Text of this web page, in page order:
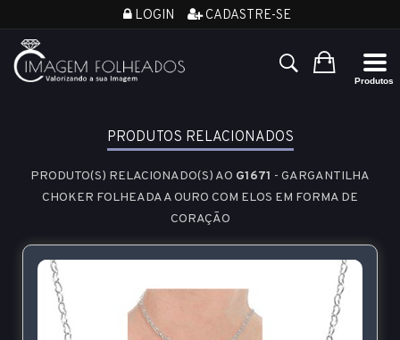
LOGIN CADASTRE-SE
PRODUTOS RELACIONADOS
PRODUTO(S) RELACIONADO(S) AO G1671 - GARGANTILHA
CHOKER FOLHEADA A OURO COM ELOS EM FORMA DE
CORAÇÃO